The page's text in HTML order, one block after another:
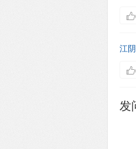
江
发